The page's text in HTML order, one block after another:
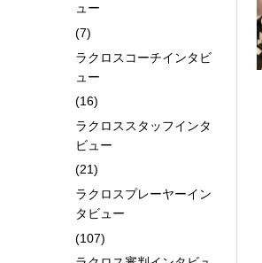
ュー
(7)
ラクロスコーチインタビ
ュー
(16)
ラクロススタッフインタ
ビュー
(21)
ラクロスプレーヤーイン
タビュー
(107)